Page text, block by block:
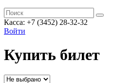
Касса: +7 (3452) 28-32-32
Войти
Купить билет